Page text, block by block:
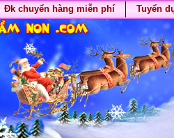
Đk chuyển hàng miễn phí Tuyển